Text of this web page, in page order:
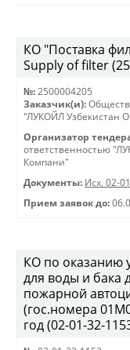
КО "Поставка
Supply of filter
№: 2500004205
Заказчик(и):
"ЛУКОЙЛ Узбекистан
Организатор
ответственностью
Компани"
Документы: Исх. 02-
Прием заявок до:
КО по оказанию
для воды и бака
пожарной
(гос.номера
год (02-01-32-